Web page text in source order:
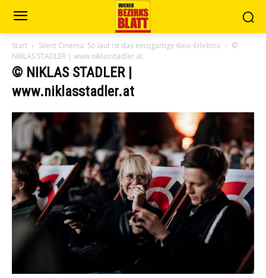
Start Silent Cinema: So laut ist das einzigartige Kino-Erlebnis
©
NIKLAS STADLER | www.niklasstadler.at
© NIKLAS STADLER |
www.niklasstadler.at